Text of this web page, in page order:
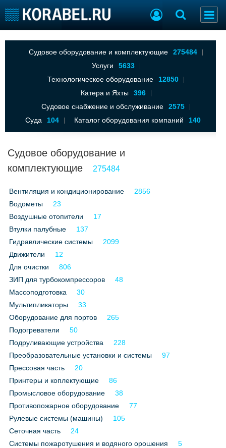
Судостроение
Репутация
Работа
Реклама
Торговая площадка
Доска объявлений
Продажа флота
Оборудование
Изделия
Материалы
Выставки и семинары
Личности
Словарь
Галерея флота
Судовое оборудование и комплектующие
275484
Услуги
5633
Технологическое оборудование
12850
Катера и Яхты
396
Судовое снабжение и обслуживание
2575
Суда
104 Каталог оборудования компаний 140
Судовое оборудование и
комплектующие
275484
Вентиляция и кондиционирование
2856
Водометы
23
Воздушные отопители
17
Втулки палубные
137
Гидравлические системы
2099
Движители
12
Для очистки
806
ЗИП для турбокомпрессоров
48
Массоподготовка
30
Мультипликаторы
33
Оборудование для портов
265
Подогреватели
50
Подруливающие устройства
228
Преобразовательные установки и системы
97
Прессовая часть
20
Принтеры и коплектующие
86
Промысловое оборудование
38
Противопожарное оборудование
77
Рулевые системы (машины)
105
Сеточная часть
24
Системы пожаротушения и водяного орошения
5